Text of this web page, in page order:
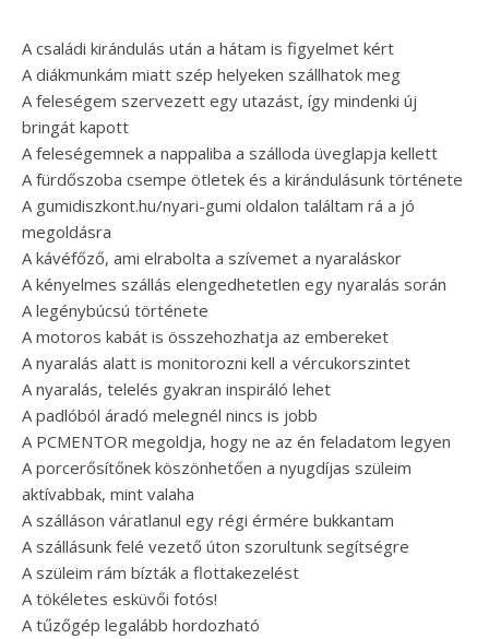
A családi kirándulás után a hátam is figyelmet kért
A diákmunkám miatt szép helyeken szállhatok meg
A feleségem szervezett egy utazást, így mindenki új
bringát kapott
A feleségemnek a nappaliba a szálloda üveglapja kellett
A fürdőszoba csempe ötletek és a kirándulásunk története
A gumidiszkont.hu/nyari-gumi oldalon találtam rá a jó
megoldásra
A kávéfőző, ami elrabolta a szívemet a nyaraláskor
A kényelmes szállás elengedhetetlen egy nyaralás során
A legénybúcsú története
A motoros kabát is összehozhatja az embereket
A nyaralás alatt is monitorozni kell a vércukorszintet
A nyaralás, telelés gyakran inspiráló lehet
A padlóból áradó melegnél nincs is jobb
A PCMENTOR megoldja, hogy ne az én feladatom legyen
A porcerősítőnek köszönhetően a nyugdíjas szüleim
aktívabbak, mint valaha
A szálláson váratlanul egy régi érmére bukkantam
A szállásunk felé vezető úton szorultunk segítségre
A szüleim rám bízták a flottakezelést
A tökéletes esküvői fotós!
A tűzőgép legalább hordozható